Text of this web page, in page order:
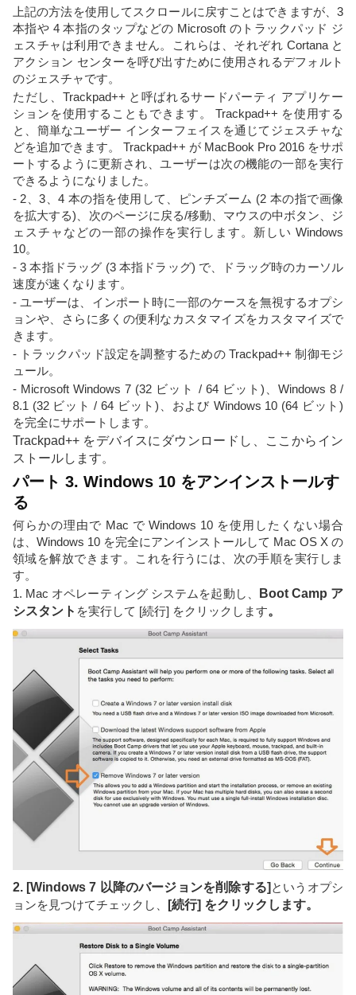
上記の方法を使用してスクロールに戻すことはできますが、3
本指や 4 本指のタップなどの Microsoft のトラックパッド ジ
ェスチャは利用できません。これらは、それぞれ Cortana と
アクション センターを呼び出すために使用されるデフォルト
のジェスチャです。
ただし、Trackpad++ と呼ばれるサードパーティ アプリケー
ションを使用することもできます。 Trackpad++ を使用する
と、簡単なユーザー インターフェイスを通じてジェスチャな
どを追加できます。 Trackpad++ が MacBook Pro 2016 をサポ
ートするように更新され、ユーザーは次の機能の一部を実行
できるようになりました。
- 2、3、4 本の指を使用して、ピンチズーム (2 本の指で画像
を拡大する)、次のページに戻る/移動、マウスの中ボタン、ジ
ェスチャなどの一部の操作を実行します。新しい Windows
10。
- 3 本指ドラッグ (3 本指ドラッグ) で、ドラッグ時のカーソル
速度が速くなります。
- ユーザーは、インポート時に一部のケースを無視するオプシ
ョンや、さらに多くの便利なカスタマイズをカスタマイズで
きます。
- トラックパッド設定を調整するための Trackpad++ 制御モジ
ュール。
- Microsoft Windows 7 (32 ビット / 64 ビット)、Windows 8 /
8.1 (32 ビット / 64 ビット)、および Windows 10 (64 ビット)
を完全にサポートします。
Trackpad++ をデバイスにダウンロードし、ここからイン
ストールします。
パート 3. Windows 10 をアンインストールす
る
何らかの理由で Mac で Windows 10 を使用したくない場合
は、Windows 10 を完全にアンインストールして Mac OS X の
領域を解放できます。これを行うには、次の手順を実行しま
す。
1. Mac オペレーティング システムを起動し、
Boot Camp ア
シスタント を実行して [続行] をクリックします。
2. [Windows 7 以降のバージョンを削除する] というオプシ
ョンを見つけてチェックし、
[続行] をクリックします。